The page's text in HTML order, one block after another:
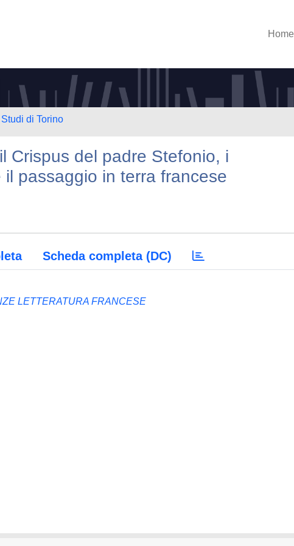
Home
di Torino
Crispus del padre Stefonio, i
passaggio in terra francese
Scheda completa (DC)
LETTERATURA FRANCESE